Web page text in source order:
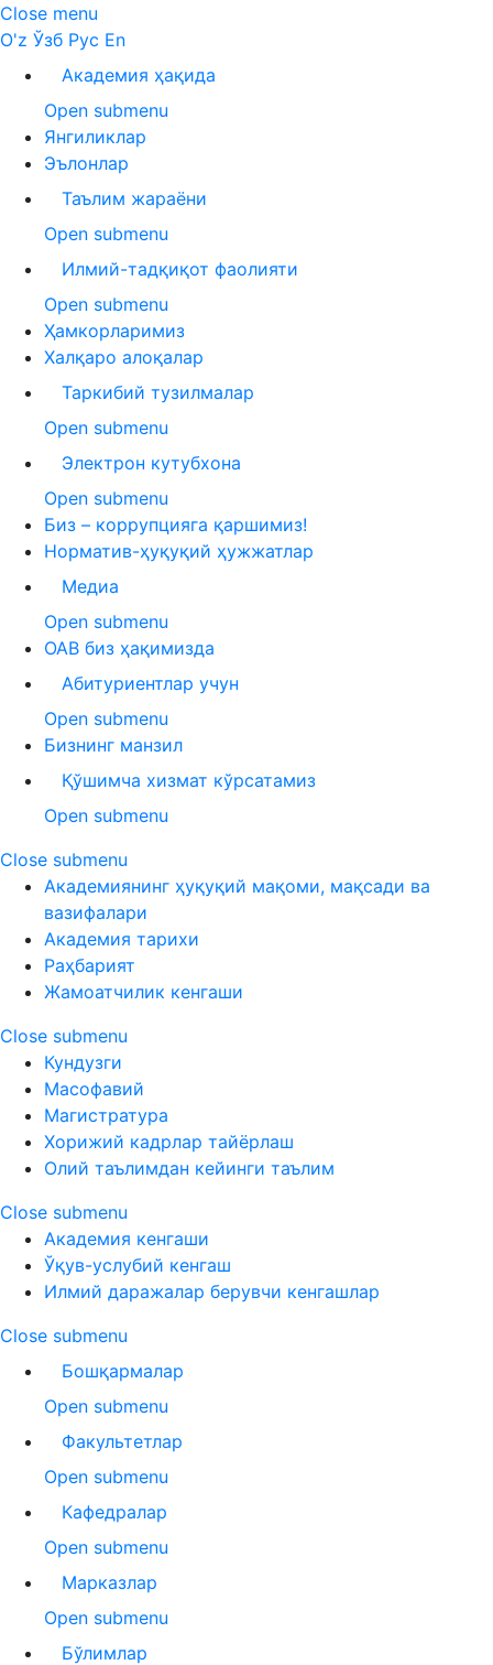
Close menu
O'z Ўзб Рус En
Академия ҳақида
Open submenu
Янгиликлар
Эълонлар
Таълим жараёни
Open submenu
Илмий-тадқиқот фаолияти
Open submenu
Ҳамкорларимиз
Халқаро алоқалар
Таркибий тузилмалар
Open submenu
Электрон кутубхона
Open submenu
Биз – коррупцияга қаршимиз!
Норматив-ҳуқуқий ҳужжатлар
Медиа
Open submenu
ОАВ биз ҳақимизда
Абитуриентлар учун
Open submenu
Бизнинг манзил
Қўшимча хизмат кўрсатамиз
Open submenu
Close submenu
Академиянинг ҳуқуқий мақоми, мақсади ва
вазифалари
Академия тарихи
Раҳбарият
Жамоатчилик кенгаши
Close submenu
Кундузги
Масофавий
Магистратура
Хорижий кадрлар тайёрлаш
Олий таълимдан кейинги таълим
Close submenu
Академия кенгаши
Ўқув-услубий кенгаш
Илмий даражалар берувчи кенгашлар
Close submenu
Бошқармалар
Open submenu
Факультетлар
Open submenu
Кафедралар
Open submenu
Марказлар
Open submenu
Бўлимлар